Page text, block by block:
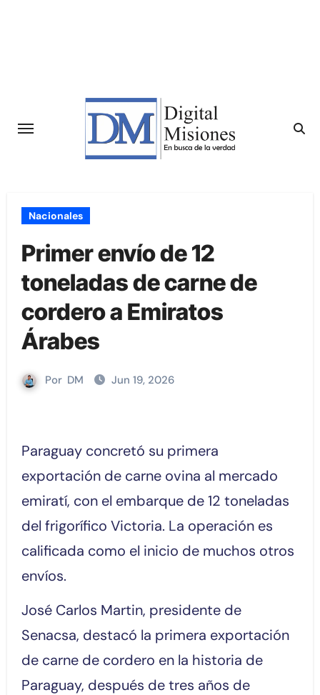
Nacionales
Primer envío de 12
toneladas de carne de
cordero a Emiratos
Árabes
Por DM Jun 19, 2026
Paraguay concretó su primera
exportación de carne ovina al mercado
emiratí, con el embarque de 12 toneladas
del frigorífico Victoria. La operación es
calificada como el inicio de muchos otros
envíos.
José Carlos Martin, presidente de
Senacsa, destacó la primera exportación
de carne de cordero en la historia de
Paraguay, después de tres años de